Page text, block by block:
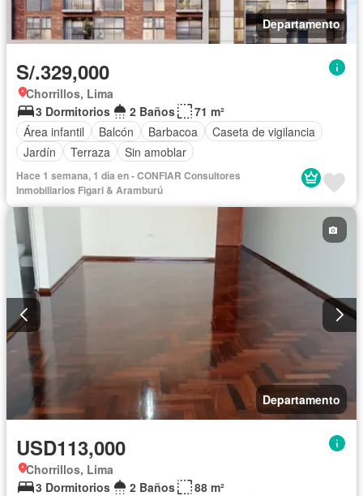
Departamento
S/.329,000
Chorrillos, Lima
3 Dormitorios
2 Baños
71 m²
Área infantil
Balcón Barbacoa
Caseta de vigilancia
Jardín
Terraza Sin amoblar
Hace 1 semana, 1 día en - CONFIAR Consultores
Inmobiliarios Figari & Aramburú
Departamento
USD113,000
Chorrillos, Lima
3 Dormitorios
2 Baños
88 m²